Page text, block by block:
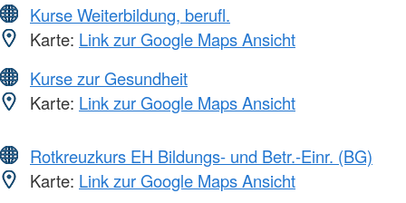
Kurse Weiterbildung, berufl.
Karte: Link zur Google Maps Ansicht
Kurse zur Gesundheit
Karte: Link zur Google Maps Ansicht
Rotkreuzkurs EH Bildungs- und Betr.-Einr. (BG)
Karte: Link zur Google Maps Ansicht